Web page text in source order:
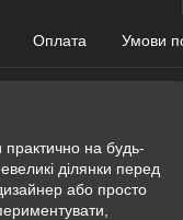
Оплата Умови
практично на будь-
ділянки перед
або просто